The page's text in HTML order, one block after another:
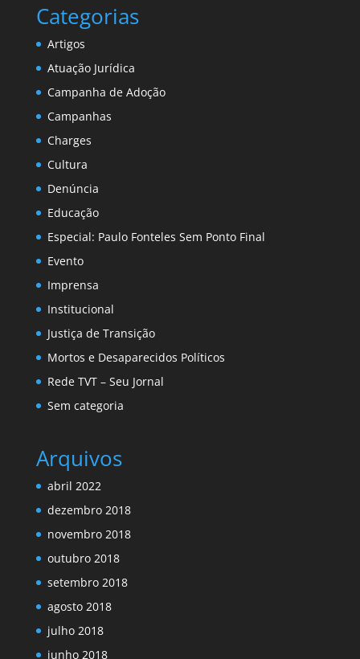
Categorias
Artigos
Atuação Jurídica
Campanha de Adoção
Campanhas
Charges
Cultura
Denúncia
Educação
Especial: Paulo Fonteles Sem Ponto Final
Evento
Imprensa
Institucional
Justiça de Transição
Mortos e Desaparecidos Políticos
Rede TVT – Seu Jornal
Sem categoria
Arquivos
abril 2022
dezembro 2018
novembro 2018
outubro 2018
setembro 2018
agosto 2018
julho 2018
junho 2018